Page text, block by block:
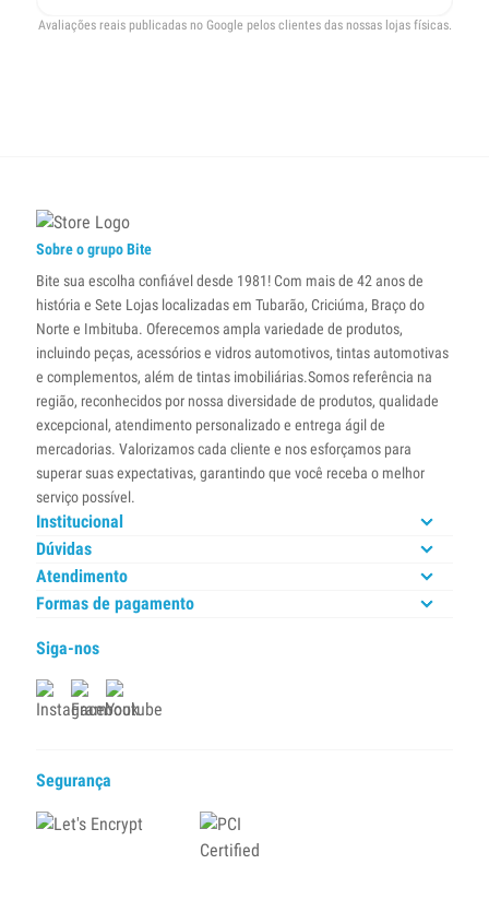
Avaliações reais publicadas no Google pelos clientes das nossas lojas físicas.
Sobre o grupo Bite
Bite sua escolha confiável desde 1981! Com mais de 42 anos de
história e Sete Lojas localizadas em Tubarão, Criciúma, Braço do
Norte e Imbituba. Oferecemos ampla variedade de produtos,
incluindo peças, acessórios e vidros automotivos, tintas automotivas
e complementos, além de tintas imobiliárias.Somos referência na
região, reconhecidos por nossa diversidade de produtos, qualidade
excepcional, atendimento personalizado e entrega ágil de
mercadorias. Valorizamos cada cliente e nos esforçamos para
superar suas expectativas, garantindo que você receba o melhor
serviço possível.
Institucional
Dúvidas
Atendimento
Formas de pagamento
Siga-nos
Segurança